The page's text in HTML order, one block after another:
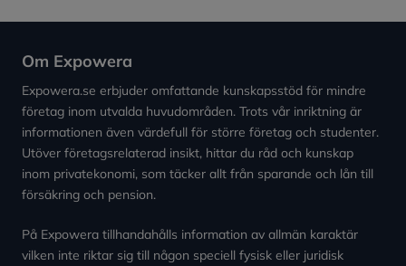
Om Expowera
Expowera.se erbjuder omfattande kunskapsstöd för mindre
företag inom utvalda huvudområden. Trots vår inriktning är
informationen även värdefull för större företag och studenter.
Utöver företagsrelaterad insikt, hittar du råd och kunskap
inom privatekonomi, som täcker allt från sparande och lån till
försäkring och pension.
På Expowera tillhandahålls information av allmän karaktär
vilken inte riktar sig till någon speciell fysisk eller juridisk